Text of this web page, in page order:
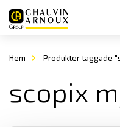
Hem Produkter taggade
scopix